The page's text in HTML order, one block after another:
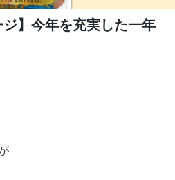
ジ】今年を充実した一年